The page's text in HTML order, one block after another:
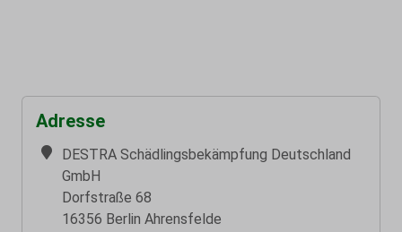
Adresse
DESTRA Schädlingsbekämpfung Deutschland
GmbH
Dorfstraße 68
16356 Berlin Ahrensfelde